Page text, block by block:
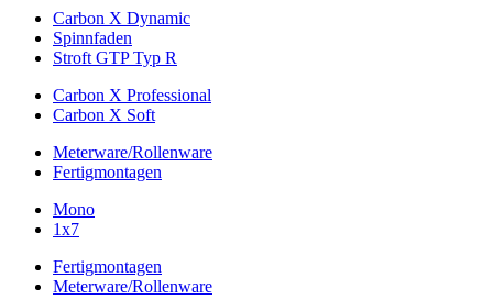
Carbon X Dynamic
Spinnfaden
Stroft GTP Typ R
Carbon X Professional
Carbon X Soft
Meterware/Rollenware
Fertigmontagen
Mono
1x7
Fertigmontagen
Meterware/Rollenware